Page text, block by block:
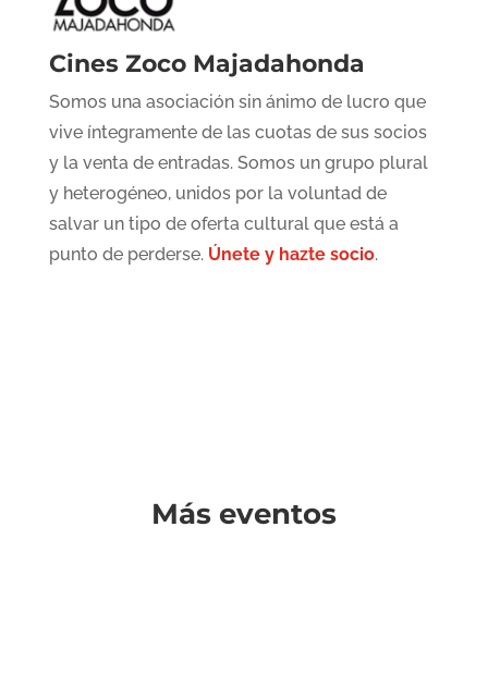
Cines Zoco Majadahonda
Somos una asociación sin ánimo de lucro que
vive íntegramente de las cuotas de sus socios
y la venta de entradas. Somos un grupo plural
y heterogéneo, unidos por la voluntad de
salvar un tipo de oferta cultural que está a
punto de perderse. Únete y hazte socio.
Más eventos